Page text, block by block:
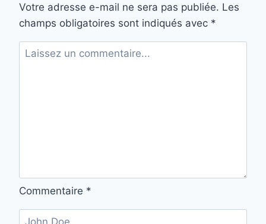
Votre adresse e-mail ne sera pas publiée. Les
champs obligatoires sont indiqués avec *
Commentaire *